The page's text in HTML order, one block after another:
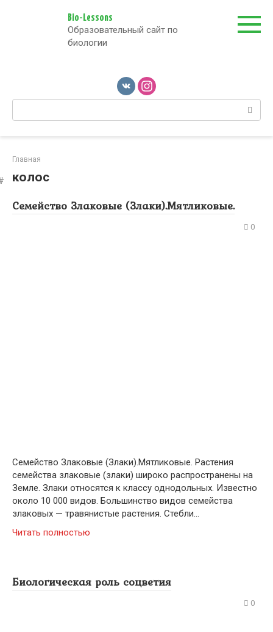
Bio-Lessons
Образовательный сайт по
биологии
Поиск:
Главная
колос
Семейство Злаковые (Злаки).Мятликовые.
0
Семейство Злаковые (Злаки).Мятликовые. Растения
семейства злаковые (злаки) широко распространены на
Земле. Злаки относятся к классу однодольных. Известно
около 10 000 видов. Большинство видов семейства
злаковых — травянистые растения. Стебли…
Читать полностью
Биологическая роль соцветия
0